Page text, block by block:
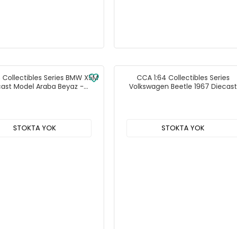
Collectibles Series BMW X5M
Model Araba Beyaz -
STOKTA YOK
CCA 1:64 Collectibles Series
Volkswagen Beetle 1967 Diecast
STOKTA YOK